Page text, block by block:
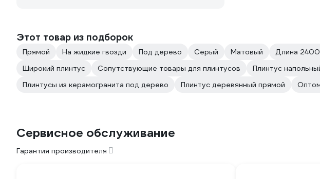
Этот товар из подборок
Прямой На жидкие гвозди Под дерево Серый Матовый Длина
Широкий плинтус
Сопутствующие товары для плинтусов Плинтус
Плинтусы из керамогранита под дерево
Плинтус деревянный прямой
Сервисное обслуживание
Гарантия производителя